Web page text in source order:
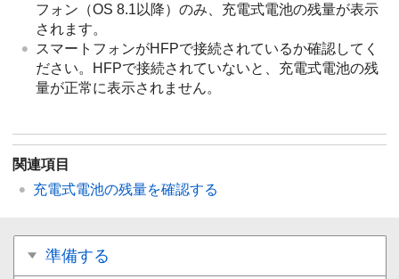
フォン（OS 8.1以降）のみ、充電式電池の残量が表示
されます。
スマートフォンがHFPで接続されているか確認してく
ださい。
HFPで接続されていないと、充電式電池の残
量が正常に表示されません。
関連項目
充電式電池の残量を確認する
準備する